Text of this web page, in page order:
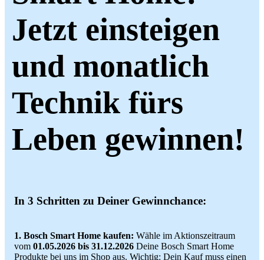
Jetzt einsteigen
und monatlich
Technik fürs
Leben gewinnen!
In 3 Schritten zu Deiner Gewinnchance:
1. Bosch Smart Home kaufen: Wähle im Aktionszeitraum
vom 01.05.2026 bis 31.12.2026 Deine Bosch Smart Home
Produkte bei uns im Shop aus. Wichtig: Dein Kauf muss einen